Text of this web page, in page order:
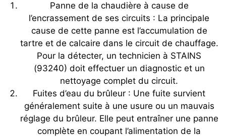
Panne de la chaudière à cause de
l’encrassement de ses circuits : La principale
cause de cette panne est l’accumulation de
tartre et de calcaire dans le circuit de chauffage.
Pour la détecter, un technicien à STAINS
(93240) doit effectuer un diagnostic et un
nettoyage complet du circuit.
Fuites d’eau du brûleur : Une fuite survient
généralement suite à une usure ou un mauvais
réglage du brûleur. Elle peut entraîner une panne
complète en coupant l’alimentation de la